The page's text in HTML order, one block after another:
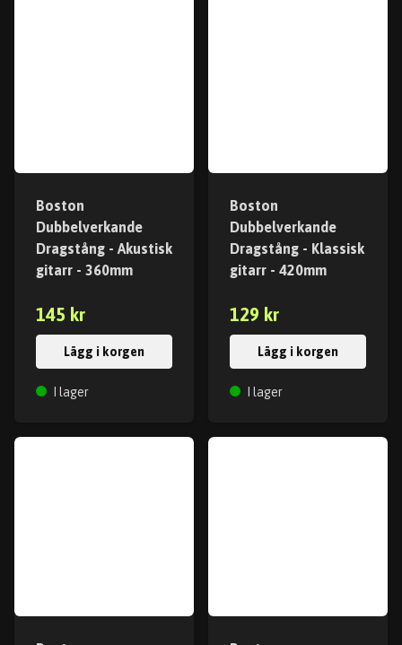
Boston
Dubbelverkande
Dragstång - Akustisk
gitarr - 360mm
145 kr
Lägg i korgen
I lager
Boston
Dubbelverkande
Dragstång - Klassisk
gitarr - 420mm
129 kr
Lägg i korgen
I lager